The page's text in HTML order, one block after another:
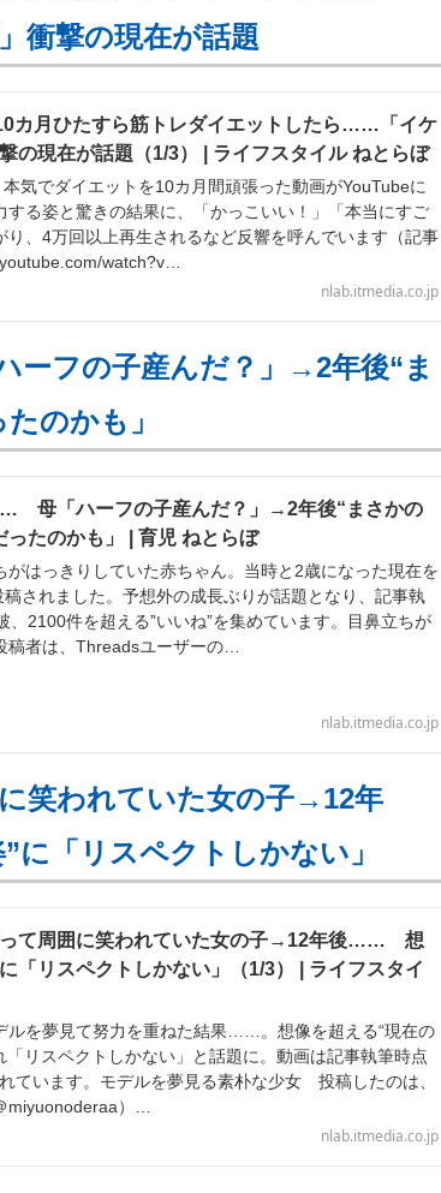
衝撃の現在が話題
カ月ひたすら筋トレダイエットしたら……「イケ
の現在が話題（1/3） | ライフスタイル ねとらぼ
気でダイエットを10カ月間頑張った動画がYouTubeに
する姿と驚きの結果に、「かっこいい！」「本当にすご
り、4万回以上再生されるなど反響を呼んでいます（記事
watch?v…
nlab.itmedia.co.jp
フの子産んだ？」→2年後“ま
のかも」
母「ハーフの子産んだ？」→2年後“まさかの
ったのかも」 | 育児 ねとらぼ
はっきりしていた赤ちゃん。当時と2歳になった現在を
されました。予想外の成長ぶりが話題となり、記事執
、2100件を超える”いいね”を集めています。目鼻立ちが
者は、Threadsユーザーの…
nlab.itmedia.co.jp
笑われていた女の子→12年
「リスペクトしかない」
って周囲に笑われていた女の子→12年後…… 想
「リスペクトしかない」（1/3） | ライフスタイ
を夢見て努力を重ねた結果……。想像を超える“現在の
リスペクトしかない」と話題に。動画は記事執筆時点
ています。モデルを夢見る素朴な少女 投稿したのは、
miyuonoderaa）…
nlab.itmedia.co.jp